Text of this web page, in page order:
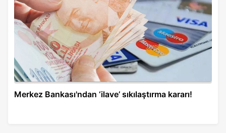
Merkez Bankası'ndan ‘ilave’ sıkılaştırma kararı!